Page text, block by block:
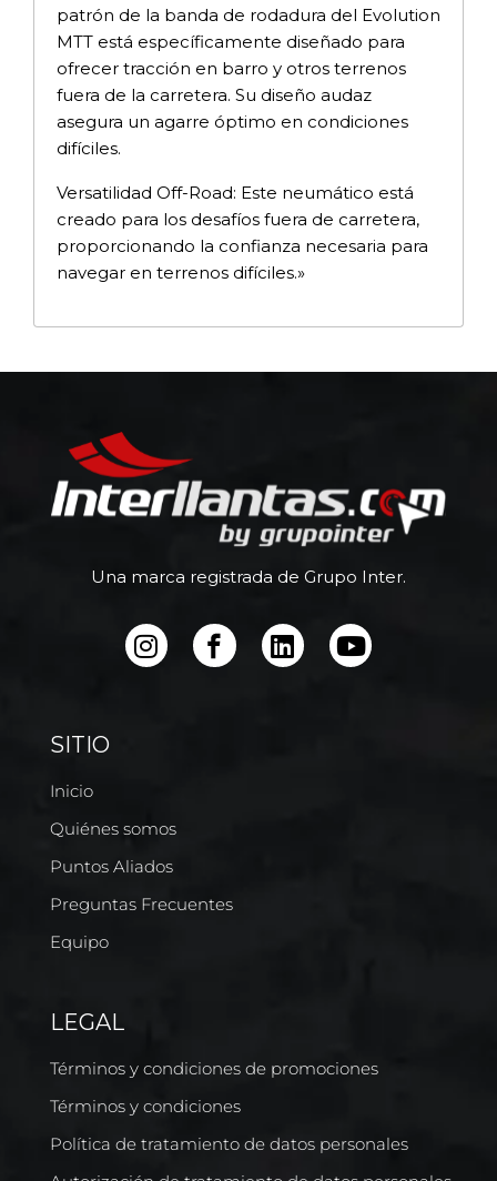
patrón de la banda de rodadura del Evolution
MTT está específicamente diseñado para
ofrecer tracción en barro y otros terrenos
fuera de la carretera. Su diseño audaz
asegura un agarre óptimo en condiciones
difíciles.
Versatilidad Off-Road: Este neumático está
creado para los desafíos fuera de carretera,
proporcionando la confianza necesaria para
navegar en terrenos difíciles.»
Una marca registrada de Grupo Inter.
SITIO
Inicio
Quiénes somos
Puntos Aliados
Preguntas Frecuentes
Equipo
LEGAL
Términos y condiciones de promociones
Términos y condiciones
Política de tratamiento de datos personales